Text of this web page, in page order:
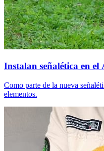
Instalan señalética en
Como parte de la nueva
elementos.